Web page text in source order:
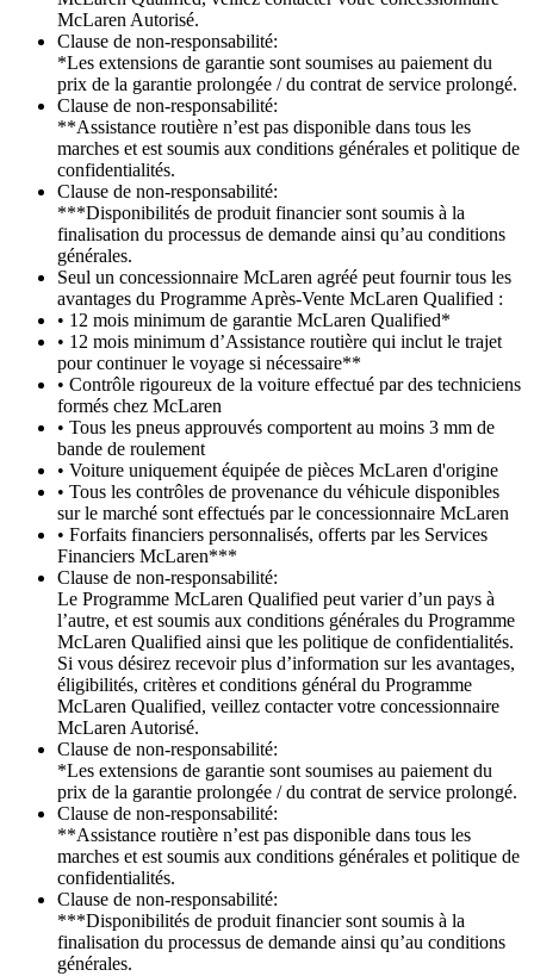
McLaren Autorisé.
Clause de non-responsabilité:
*Les extensions de garantie sont soumises au paiement du
prix de la garantie prolongée / du contrat de service prolongé.
Clause de non-responsabilité:
**Assistance routière n’est pas disponible dans tous les
marches et est soumis aux conditions générales et politique de
confidentialités.
Clause de non-responsabilité:
***Disponibilités de produit financier sont soumis à la
finalisation du processus de demande ainsi qu’au conditions
générales.
Seul un concessionnaire McLaren agréé peut fournir tous les
avantages du Programme Après-Vente McLaren Qualified :
• 12 mois minimum de garantie McLaren Qualified*
• 12 mois minimum d’Assistance routière qui inclut le trajet
pour continuer le voyage si nécessaire**
• Contrôle rigoureux de la voiture effectué par des techniciens
formés chez McLaren
• Tous les pneus approuvés comportent au moins 3 mm de
bande de roulement
• Voiture uniquement équipée de pièces McLaren d'origine
• Tous les contrôles de provenance du véhicule disponibles
sur le marché sont effectués par le concessionnaire McLaren
• Forfaits financiers personnalisés, offerts par les Services
Financiers McLaren***
Clause de non-responsabilité:
Le Programme McLaren Qualified peut varier d’un pays à
l’autre, et est soumis aux conditions générales du Programme
McLaren Qualified ainsi que les politique de confidentialités.
Si vous désirez recevoir plus d’information sur les avantages,
éligibilités, critères et conditions général du Programme
McLaren Qualified, veillez contacter votre concessionnaire
McLaren Autorisé.
Clause de non-responsabilité:
*Les extensions de garantie sont soumises au paiement du
prix de la garantie prolongée / du contrat de service prolongé.
Clause de non-responsabilité:
**Assistance routière n’est pas disponible dans tous les
marches et est soumis aux conditions générales et politique de
confidentialités.
Clause de non-responsabilité:
***Disponibilités de produit financier sont soumis à la
finalisation du processus de demande ainsi qu’au conditions
générales.